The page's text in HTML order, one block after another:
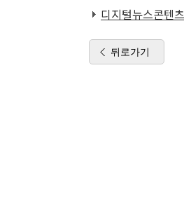
디지털뉴스콘텐
뒤로가기